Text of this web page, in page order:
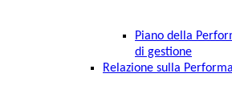
Piano della
di gestione
Relazione sulla